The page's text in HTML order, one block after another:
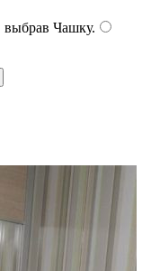
выбрав Чашку.